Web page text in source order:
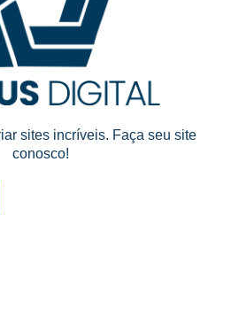
sites incríveis. Faça seu site
conosco!